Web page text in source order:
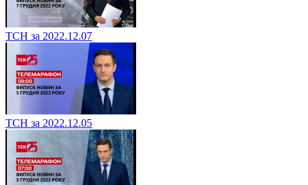
ТСН за 2022.12.07
ТСН за 2022.12.05